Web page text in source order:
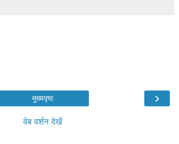
›
मुख्यपृष्ठ
वेब वर्शन देखें